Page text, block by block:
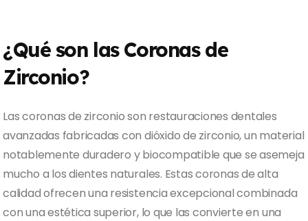
¿Qué son las Coronas de
Zirconio?
Las coronas de zirconio son restauraciones dentales
avanzadas fabricadas con dióxido de zirconio, un material
notablemente duradero y biocompatible que se asemeja
mucho a los dientes naturales. Estas coronas de alta
calidad ofrecen una resistencia excepcional combinada
con una estética superior, lo que las convierte en una